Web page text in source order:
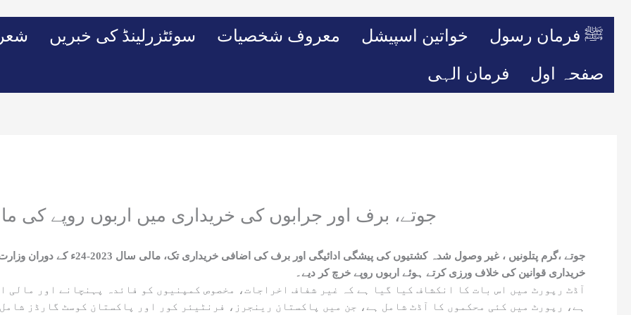
سوئٹزرلینڈ کی خبریں معروف شخصیات خواتین اسپیشل ﷺ فرمان رسول
فرمان الہی صفحہ اول
جوتے، برف اور جرابوں کی خریداری میں اربوں روپے کی
جوتے ،گرم پتلونیں ، غیر وصول شدہ
خریداری قوانین کی خلاف ورزی کرتے ہوئے اربوں روپے خرچ کر دیے۔
ہے، رپورٹ میں کئی محکموں کا آڈٹ شامل ہے، جن میں پاکستان رینجرز، فرنٹیئر کور اور پاکستان کوسٹ گارڈز شامل